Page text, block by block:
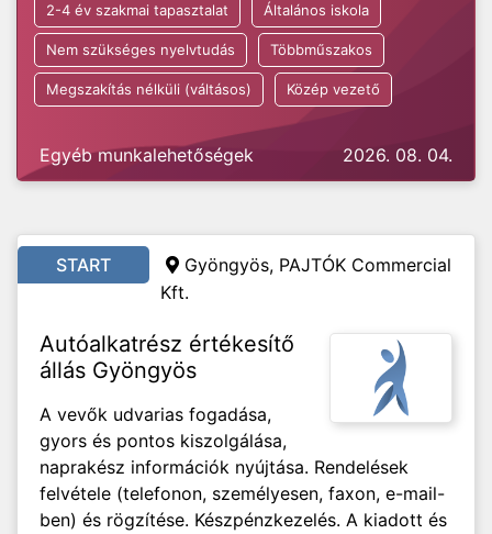
2-4 év szakmai tapasztalat Általános iskola
Nem szükséges nyelvtudás Többműszakos
Megszakítás nélküli (váltásos) Közép vezető
Egyéb munkalehetőségek 2026. 08. 04.
START
Gyöngyös, PAJTÓK Commercial
Kft.
Autóalkatrész értékesítő
állás Gyöngyös
A vevők udvarias fogadása,
gyors és pontos kiszolgálása,
naprakész információk nyújtása. Rendelések
felvétele (telefonon, személyesen, faxon, e-mail-
ben) és rögzítése. Készpénzkezelés. A kiadott és